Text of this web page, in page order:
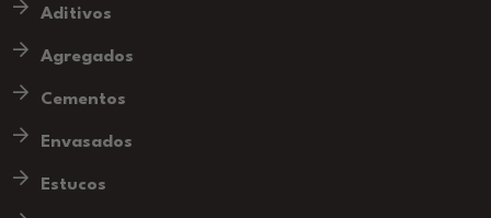
Aditivos
Agregados
Cementos
Envasados
Estucos